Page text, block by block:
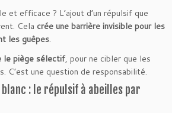
et efficace ? L’ajout d’un répulsif que
Cela crée une barrière invisible pour les
les guêpes.
le piège sélectif, pour ne cibler que les
C’est une question de responsabilité.
blanc : le répulsif à abeilles par